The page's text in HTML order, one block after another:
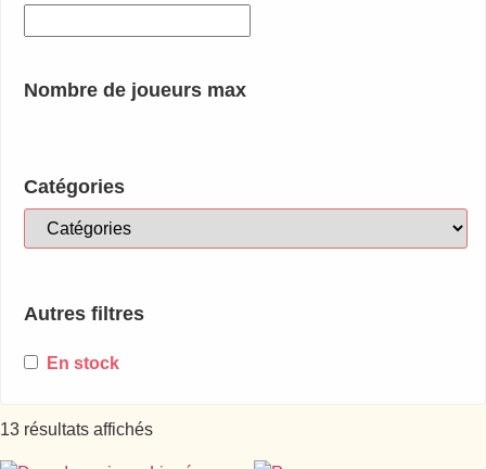
Nombre de joueurs max
Catégories
Autres filtres
En stock
13 résultats affichésTrié